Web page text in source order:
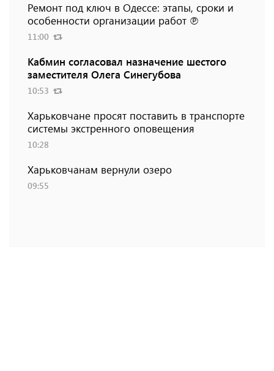
Ремонт под ключ в Одессе: этапы, сроки и
особенности организации работ ℗
11:00
Кабмин согласовал назначение шестого
заместителя Олега Синегубова
10:53
Харьковчане просят поставить в транспорте
системы экстренного оповещения
10:28
Харьковчанам вернули озеро
09:55